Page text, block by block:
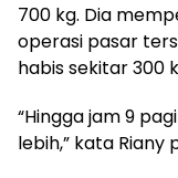
700 kg. Dia
operasi pasar
habis sekitar 300
“Hingga jam 9
lebih,” kata Riany